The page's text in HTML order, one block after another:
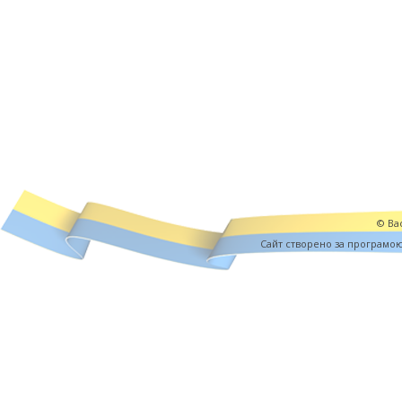
©
Cайт створено за